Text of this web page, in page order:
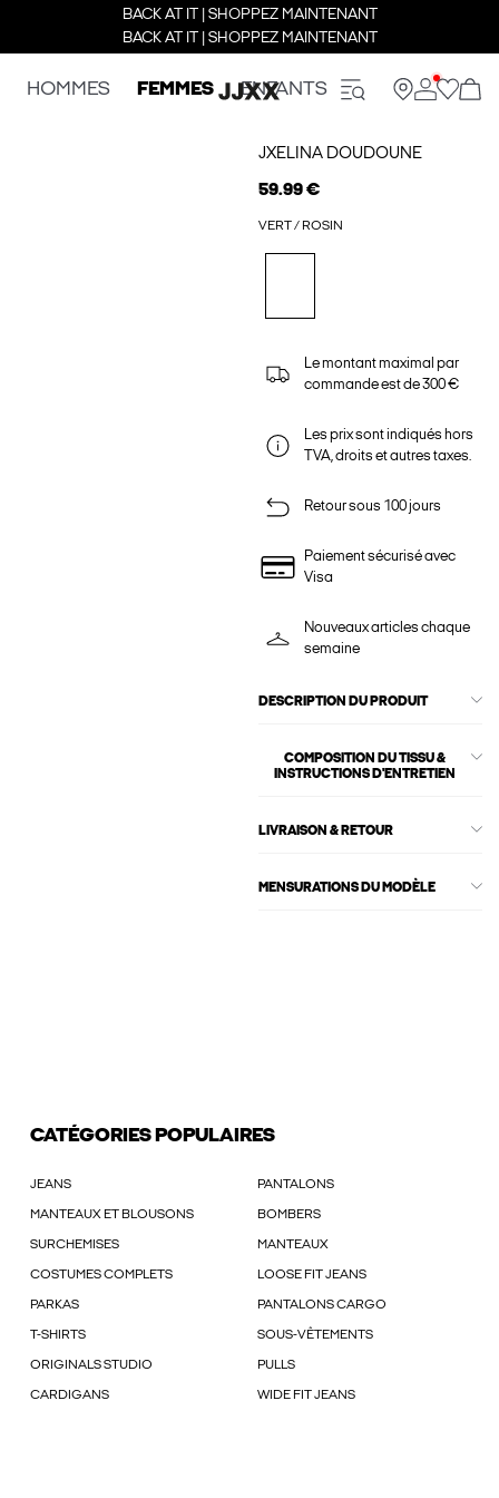
BACK AT IT | SHOPPEZ MAINTENANT
BACK AT IT | SHOPPEZ MAINTENANT
HOMMES FEMMES ENFANTS
JXELINA DOUDOUNE
59.99 €
VERT / ROSIN
Le montant maximal par
commande est de 300 €
Les prix sont indiqués hors
TVA, droits et autres taxes.
Retour sous 100 jours
Paiement sécurisé avec
Visa
Nouveaux articles chaque
semaine
DESCRIPTION DU PRODUIT
COMPOSITION DU TISSU &
INSTRUCTIONS D'ENTRETIEN
LIVRAISON & RETOUR
MENSURATIONS DU MODÈLE
CATÉGORIES POPULAIRES
JEANS PANTALONS
MANTEAUX ET BLOUSONS BOMBERS
SURCHEMISES MANTEAUX
COSTUMES COMPLETS LOOSE FIT JEANS
PARKAS PANTALONS CARGO
T-SHIRTS SOUS-VÊTEMENTS
ORIGINALS STUDIO PULLS
CARDIGANS WIDE FIT JEANS